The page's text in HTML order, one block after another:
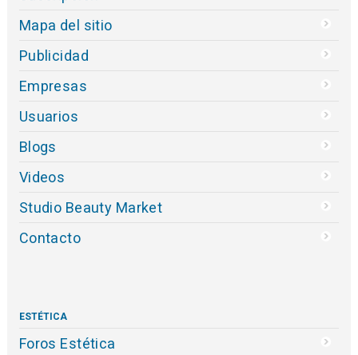
Mapa del sitio
Publicidad
Empresas
Usuarios
Blogs
Videos
Studio Beauty Market
Contacto
ESTÉTICA
Foros Estética